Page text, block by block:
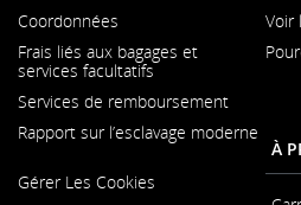
Coordonnées
dans
une
nouvelle
fenêtre
Frais liés aux bagages et
services facultatifs
Services de remboursement
Rapport sur l’esclavage moderne
dans
Gérer Les Cookies
Voir
À